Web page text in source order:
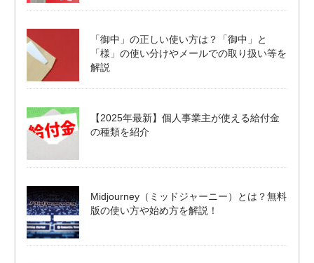
「御中」の正しい使い方は？「御中」と
「様」の使い分けやメールでの取り扱い等を
解説
【2025年最新】個人事業主が使える給付金
の種類を紹介
Midjourney（ミッドジャーニー）とは？無料
版の使い方や始め方を解説！